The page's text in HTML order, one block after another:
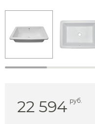
22 594 руб.